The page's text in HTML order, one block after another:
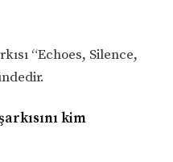
“Echoes, Silence,
kim